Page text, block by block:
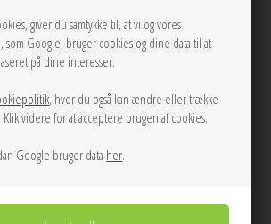
giver du samtykke til, at vi og vores
som Google, bruger cookies og dine data til at
på dine interesser.
, hvor du også kan ændre eller trække
Klik videre for at acceptere brugen af cookies.
Google bruger data her.